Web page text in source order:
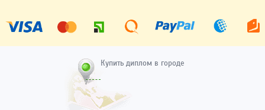
Купить диплом в городе